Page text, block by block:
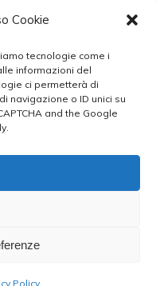
Cookie
tecnologie come i
informazioni del
ci permetterà di
navigazione o ID unici su
and the Google
Policy
Dati
phone
©